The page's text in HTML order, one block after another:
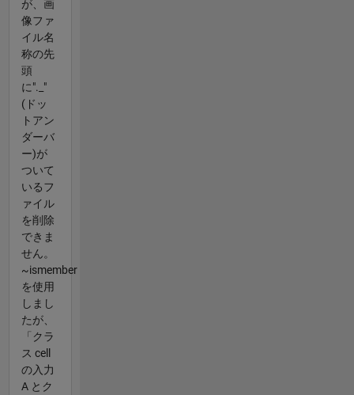
が、画
像ファ
イル名
称の先
頭
に"._"
(ドッ
トアン
ダーバ
ー)が
ついて
いるフ
ァイル
を削除
できま
せん。
~ismember
を使用
しまし
たが、
「クラ
ス cell
の入力
A とク